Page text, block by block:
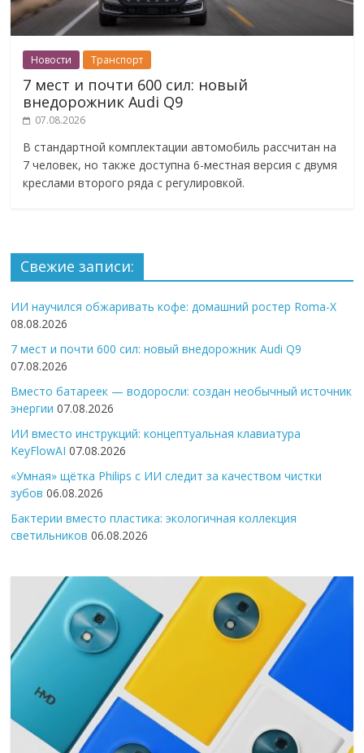
Новости Транспорт
7 мест и почти 600 сил: новый
внедорожник Audi Q9
07.08.2026
В стандартной комплектации автомобиль рассчитан на
7 человек, но также доступна 6-местная версия с двумя
креслами второго ряда с регулировкой.
Свежие записи:
ИИ научился обжаривать кофе: домашний ростер Roma-X
08.08.2026
7 мест и почти 600 сил: новый внедорожник Audi Q9
07.08.2026
Вместо батареек — водоросли: создан необычный источник
энергии 07.08.2026
ИИ вместо инструкций: концептуальная клавиатура
KeyFlowAI 07.08.2026
«Умная» щётка Philips с ИИ следит за качеством чистки
зубов 06.08.2026
Бактерии вместо пластика: экологичная коллекция
светильников 06.08.2026